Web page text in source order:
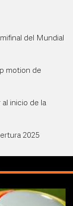
del Mundial
motion de
inicio de la
2025